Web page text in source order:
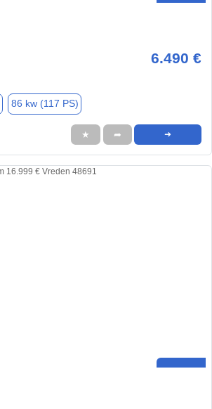
6.490 €
86 kw (117 PS)
★ ➦ ➜